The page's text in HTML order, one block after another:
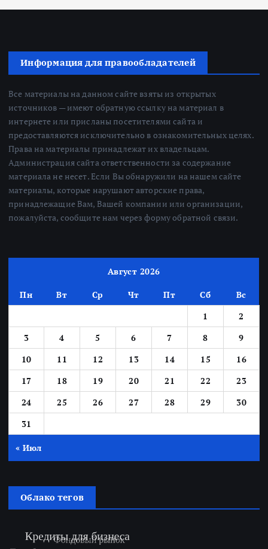
Информация для правообладателей
Все материалы на данном сайте взяты из открытых
источников — имеют обратную ссылку на материал в
интернете или присланы посетителями сайта и
предоставляются исключительно в ознакомительных целях.
Права на материалы принадлежат их владельцам.
Администрация сайта ответственности за содержание
материала не несет. Если Вы обнаружили на нашем сайте
материалы, которые нарушают авторские права,
принадлежащие Вам, Вашей компании или организации,
пожалуйста, сообщите нам через форму обратной связи.
Август 2026
Пн Вт Ср Чт Пт Сб
Вс
1
2
3
4 5 6 7 8
9
10
11 12 13 14 15
16
17
18 19 20 21 22
23
24
25 26 27 28 29
30
31
« Июл
Облако тегов